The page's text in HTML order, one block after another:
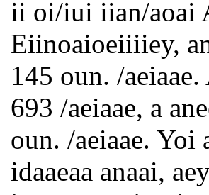
ii oi/iui iian/aoai
Eiinoaioeiiiiey,
145 oun. /
693 /aeiaae, a
oun. /aeiaae. Yoi
idaaeaa anaai,